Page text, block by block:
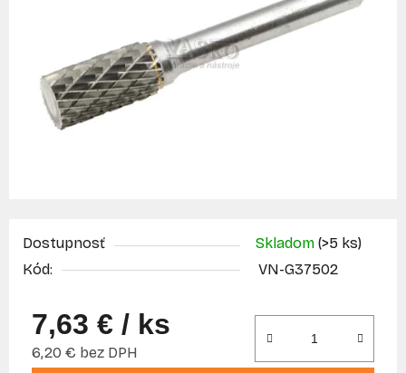
Dostupnosť Skladom (>5 ks)
Kód:
VN-G37502
7,63 € / ks
6,20 € bez DPH